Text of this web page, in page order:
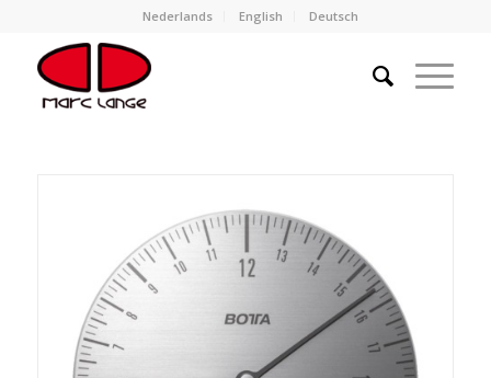
Nederlands English Deutsch